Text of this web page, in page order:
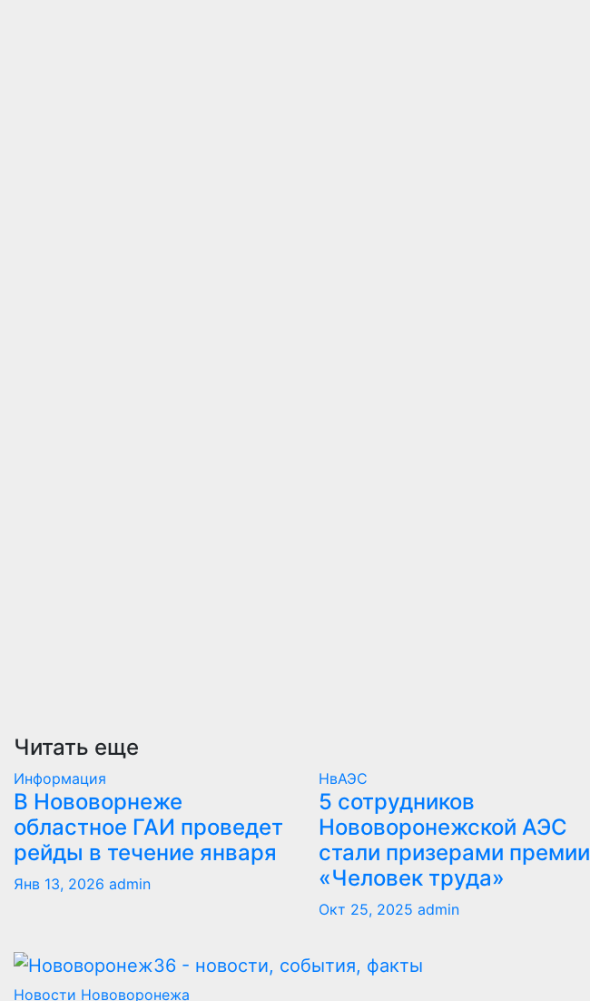
Читать еще
Информация
В Нововорнеже
областное ГАИ проведет
рейды в течение января
Янв 13, 2026 admin
НвАЭС
5 сотрудников
Нововоронежской АЭС
стали призерами премии
«Человек труда»
Окт 25, 2025 admin
Новости Нововоронежа